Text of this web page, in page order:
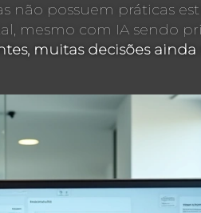
não possuem práticas
mesmo com IA sendo
muitas decisões ainda